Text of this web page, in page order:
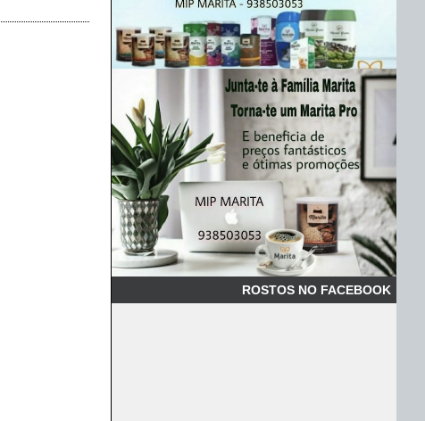
ROSTOS NO FACEBOOK